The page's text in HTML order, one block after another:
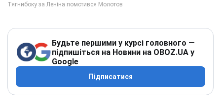
Будьте першими у курсі головного —
підпишіться на Новини на OBOZ.UA у
Google
Підписатися